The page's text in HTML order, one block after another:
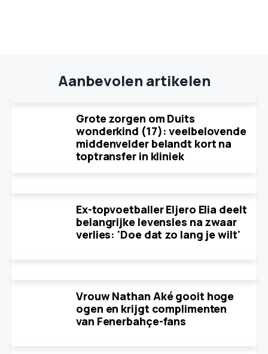
Aanbevolen artikelen
Grote zorgen om Duits
wonderkind (17): veelbelovende
middenvelder belandt kort na
toptransfer in kliniek
Ex-topvoetballer Eljero Elia deelt
belangrijke levensles na zwaar
verlies: 'Doe dat zo lang je wilt'
Vrouw Nathan Aké gooit hoge
ogen en krijgt complimenten
van Fenerbahçe-fans